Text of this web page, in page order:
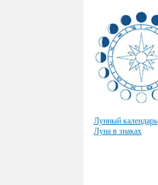
Лунный календарь
Луна в знаках